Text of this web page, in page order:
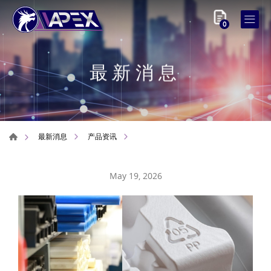
0
最新消息
最新消息 产品资讯
May 19, 2026